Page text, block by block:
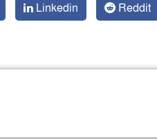
Linkedin Reddit